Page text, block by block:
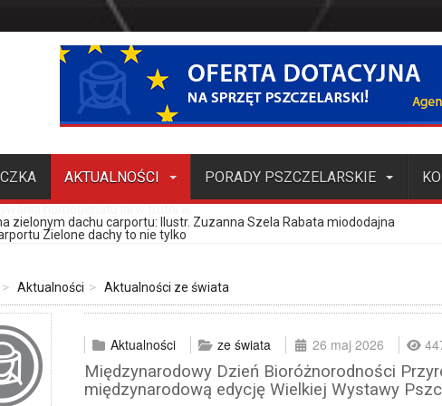
AKTUALNOŚCI PORADY PSZCZELARSKIE
cz. 4.
Jerzym Woykeprodukt pszczeli
zielonym dachu carportu: Ilustr. Zuzanna Szela Rabata miododajna
Zielone dachy to nie tylko
brzoskwinie i migdały jako pożytek dla
potencjalny zamiennik grochodrzewu
sierpień 2026)
matki pszczele, pakiety, odkłady (lipiec-sierpień 2026)
informacje o kontroli działalności pasiecznej,
to zło?skomplikowane problemy bez wcześniejszego treningu
próba ratowania rodziny czy jawne ich niezadowolenie?
jakości produktów pszczelich?
Aktualności Aktualności ze świata
Aktualności ze świata 26 maj 2026
Międzynarodowy Dzień Bioróżnorodności
międzynarodową edycję Wielkiej Wystawy